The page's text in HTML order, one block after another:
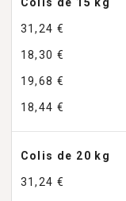
31,24 €
18,30 €
19,68 €
18,44 €
Colis de 20 kg
31,24 €